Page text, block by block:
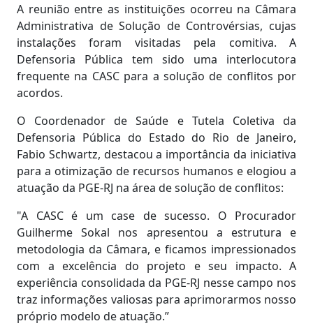
A reunião entre as instituições ocorreu na Câmara
Administrativa de Solução de Controvérsias, cujas
instalações foram visitadas pela comitiva. A
Defensoria Pública tem sido uma interlocutora
frequente na CASC para a solução de conflitos por
acordos.
O Coordenador de Saúde e Tutela Coletiva da
Defensoria Pública do Estado do Rio de Janeiro,
Fabio Schwartz, destacou a importância da iniciativa
para a otimização de recursos humanos e elogiou a
atuação da PGE-RJ na área de solução de conflitos:
"A CASC é um case de sucesso. O Procurador
Guilherme Sokal nos apresentou a estrutura e
metodologia da Câmara, e ficamos impressionados
com a excelência do projeto e seu impacto. A
experiência consolidada da PGE-RJ nesse campo nos
traz informações valiosas para aprimorarmos nosso
próprio modelo de atuação.”